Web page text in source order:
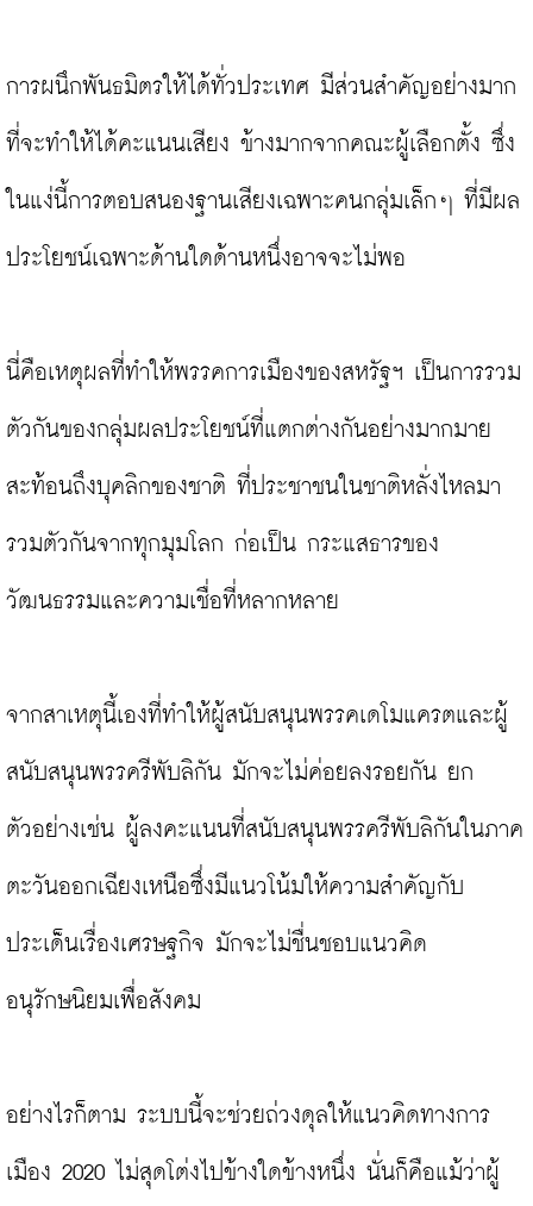
การผนึกพันธมิตรให้ได้ทั่วประเทศ มีส่วนสำคัญอย่างมาก
ที่จะทำให้ได้คะแนนเสียง ข้างมากจากคณะผู้เลือกตั้ง ซึ่ง
ในแง่นี้การตอบสนองฐานเสียงเฉพาะคนกลุ่มเล็กๆ ที่มีผล
ประโยชน์เฉพาะด้านใดด้านหนึ่งอาจจะไม่พอ
นี่คือเหตุผลที่ทำให้พรรคการเมืองของสหรัฐฯ เป็นการรวม
ตัวกันของกลุ่มผลประโยชน์ที่แตกต่างกันอย่างมากมาย
สะท้อนถึงบุคลิกของชาติ ที่ประชาชนในชาติหลั่งไหลมา
รวมตัวกันจากทุกมุมโลก ก่อเป็น กระแสธารของ
วัฒนธรรมและความเชื่อที่หลากหลาย
จากสาเหตุนี้เองที่ทำให้ผู้สนับสนุนพรรคเดโมแครตและผู้
สนับสนุนพรรครีพับลิกัน มักจะไม่ค่อยลงรอยกัน ยก
ตัวอย่างเช่น ผู้ลงคะแนนที่สนับสนุนพรรครีพับลิกันในภาค
ตะวันออกเฉียงเหนือซึ่งมีแนวโน้มให้ความสำคัญกับ
ประเด็นเรื่องเศรษฐกิจ มักจะไม่ชื่นชอบแนวคิด
อนุรักษนิยมเพื่อสังคม
อย่างไรก็ตาม ระบบนี้จะช่วยถ่วงดุลให้แนวคิดทางการ
เมือง 2020 ไม่สุดโต่งไปข้างใดข้างหนึ่ง นั่นก็คือแม้ว่าผู้